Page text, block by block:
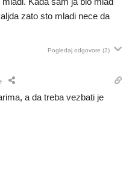
zato sto mladi nece da
Pogledaj odgovore (2)
a da treba vezbati je